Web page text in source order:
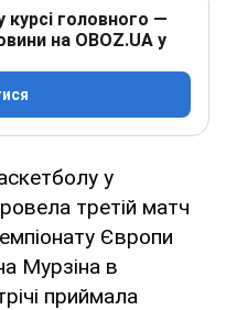
головного —
на OBOZ.UA у
у
третій матч
Європи
Мурзіна в
приймала